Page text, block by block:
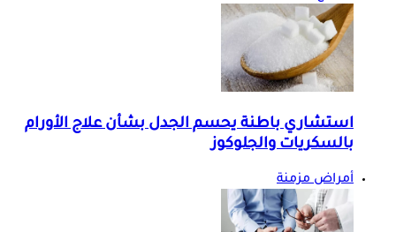
استشاري باطنة يحسم الجدل بشأن علاج الأورام
بالسكريات والجلوكوز
أمراض مزمنة